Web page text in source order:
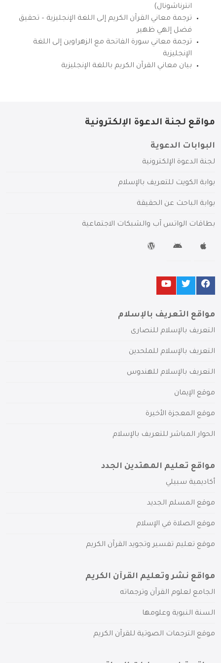
انترناشونال)
ترجمة معاني القرآن الكريم إلى اللغة الإنجليزية – تحقيق
فضل إلهي ظهير
ترجمة معاني سورة الفاتحة مع الزهراوين إلى اللغة
الإنجليزية
بيان معاني القرآن الكريم باللغة الإنجليزية
مواقع لجنة الدعوة الإلكترونية
البوابات الدعوية
لجنة الدعوة الإلكترونية
بوابة الكويت للتعريف بالإسلام
بوابة الباحث عن الحقيقة
بطاقات الواتس آب والشبكات الاجتماعية
مواقع التعريف بالإسلام
التعريف بالإسلام للنصارى
التعريف بالإسلام للملحدين
التعريف بالإسلام للهندوس
موقع الإيمان
موقع المعجزة الأخيرة
الحوار المباشر للتعريف بالإسلام
مواقع تعليم المهتدين الجدد
أكاديمية سبيلي
موقع المسلم الجديد
موقع الصلاة في الإسلام
موقع تعليم تفسير وتجويد القرآن الكريم
مواقع نشر وتعليم القرآن الكريم
الجامع لعلوم القرآن وترجماته
السنة النبوية وعلومها
موقع الترجمات الصوتية للقرآن الكريم